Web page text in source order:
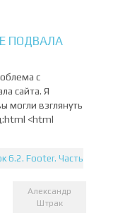
ПОДВАЛА
с
сайта. Я
могли взглянуть
<html
6.2. Footer. Часть
Александр
Штрак